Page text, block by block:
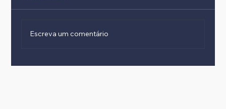
Escreva um comentário